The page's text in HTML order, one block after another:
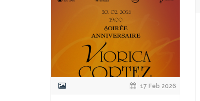
17 Feb 2026